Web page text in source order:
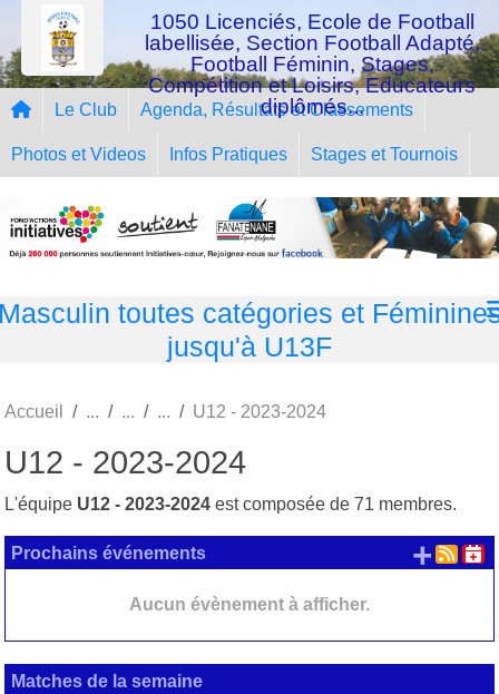
1050 Licenciés, Ecole de Football
labellisée, Section Football Adapté,
Football Féminin, Stages,
Compétition et Loisirs, Educateurs
diplômés...
Le Club Agenda, Résultats et Classements
Photos et Videos Infos Pratiques Stages et Tournois
toutes catégories et
jusqu'à U13F
Accueil U12 - 2023-2024
U12 - 2023-2024
L'équipe U12 - 2023-2024 est composée de 71 membres.
Prochains événements
Aucun évènement à afficher.
+
Matches de la semaine
Panneau de gestion des cookies